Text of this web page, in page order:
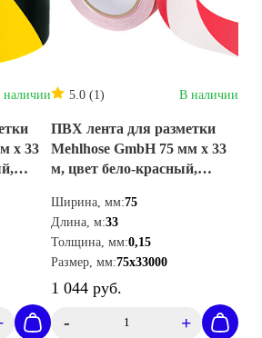
наличии
х 33
5.0 (1) В наличии
ПВХ лента для разметки
Mehlhose GmbH 75 мм х 33
м, цвет бело-красный,
Ширина, мм:75
Длина, м:33
Толщина, мм:0,15
Размер, мм:75х33000
1 044 руб.
- +